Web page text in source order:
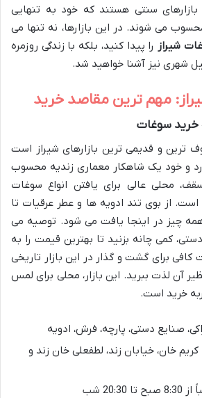
سنتی هستند که خود به تنهایی
می شوند. در این بازارها، نه تنها می
شیراز را پیدا کنید، بلکه با زندگی روزمره
شهری نیز آشنا خواهید شد.
مهم ترین مقاصد خرید
خرید سوغات
ترین و قدیمی ترین بازارهای شیراز است
و خود یک شاهکار معماری زندیه محسوب
محلی عالی برای یافتن انواع سوغات
از بوی تند ادویه ها و عطر عرقیات تا
چیز در اینجا یافت می شود. توصیه می
کمی چانه بزنید تا بهترین قیمت را به
برای گشت و گذار در این بازار تاریخی
آن لذت ببرید. این بازار، محلی برای لمس
خرید است.
صنایع دستی، پارچه، فرش، ادویه
خان، خیابان زند، لطفعلی خان زند و
تا 20:30 شب